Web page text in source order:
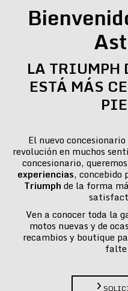
LA TRIUMPH
ESTÁ MÁS
El nuevo
revolución en muchos
concesionario,
experiencias, concebido
Triumph de la forma
Ven a conocer toda la
motos nuevas y de
recambios y boutique
falte